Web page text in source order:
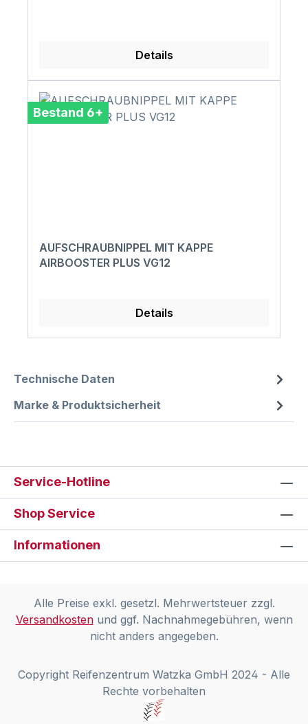
Details
Bestand 6+
AUFSCHRAUBNIPPEL MIT KAPPE
AIRBOOSTER PLUS VG12
Details
Technische Daten
Marke & Produktsicherheit
Service-Hotline
Shop Service
Informationen
Alle Preise exkl. gesetzl. Mehrwertsteuer zzgl.
Versandkostenund ggf. Nachnahmegebühren, wenn
nicht anders angegeben.
Copyright Reifenzentrum Watzka GmbH 2024 - Alle
Rechte vorbehalten